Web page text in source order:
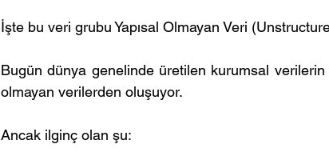
İşte bu veri grubu Yapısal Olmayan Veri
Bugün dünya genelinde üretilen kurumsal verilerin
olmayan verilerden oluşuyor.
Ancak ilginç olan şu: